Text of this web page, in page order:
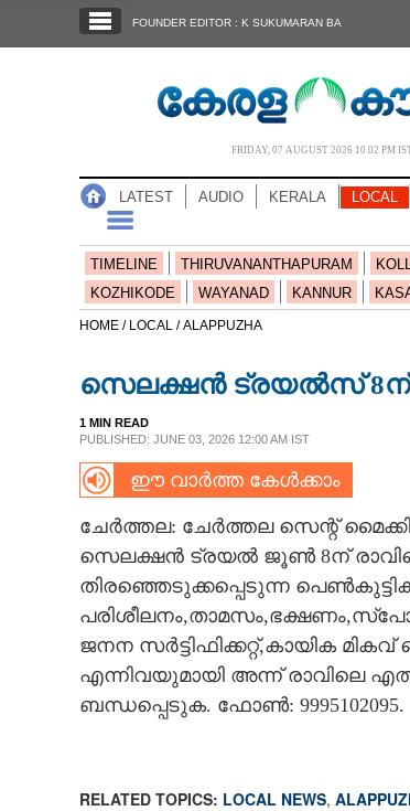
NOTIFIED NEWS
NEWS 360
PHOTOS
LIFESTYLE
FOUNDER EDITOR : K SUKUMARAN BA
FRIDAY, 07 AUGUST 2026 10.02 PM
LATEST AUDIO KERALA LOCAL
TIMELINE THIRUVANANTHAPURAM
KOZHIKODE
WAYANAD KANNUR
HOME / LOCAL /ALAPPUZHA
സെലക്ഷൻ ട്രയൽസ് 8ന്
1 MIN READ
PUBLISHED: JUNE 03, 2026 12:00 AM IST
ഈ വാർത്ത കേൾക്കാം
ചേർത്തല: ചേർത്തല സെന്റ്
സെലക്ഷൻ ട്രയൽ ജൂൺ 8ന്
തിരഞ്ഞെടുക്കപ്പെടുന്ന
ജനന സർട്ടിഫിക്കറ്റ്,കായിക
എന്നിവയുമായി അന്ന് രാവിലെ
ബന്ധപ്പെടുക. ഫോൺ: 9995102095.
RELATED TOPICS: LOCAL NEWS,